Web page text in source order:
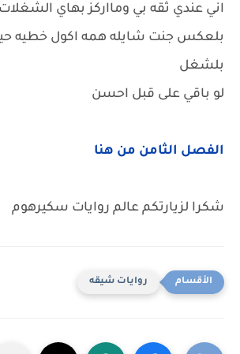
اني عندي ثقه بي ومااركز بهاي الشغلات
بلعكس جنت شايله همه اكول خطيه
بلشغل
لو باقي على قبل احسن
الفصل الثامن من هنا
شكرا لزيارتكم عالم روايات سكيرهوم
روايات شيقه